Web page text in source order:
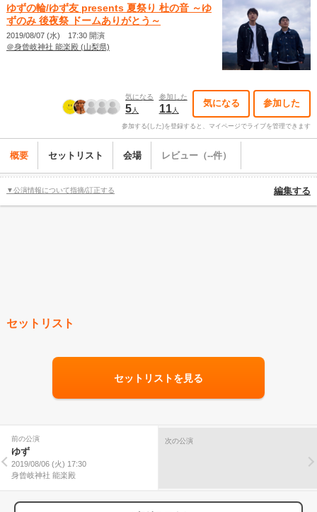
ゆずの輪/ゆず友 presents 夏祭り 杜の音 ～ゆ
ずのみ 後夜祭 ドームありがとう～
2019/08/07 (水) 17:30 開演
＠身曾岐神社 能楽殿 (山梨県)
気になる
5人
参加した
11人
気になる 参加した
参加する(した)を登録すると、マイページでライブを管理できます
概要 セットリスト 会場 レビュー（--件）
▼公演情報について指摘/訂正する 編集する
セットリスト
セットリストを見る
前の公演
ゆず
2019/08/06 (火) 17:30
身曾岐神社 能楽殿
次の公演